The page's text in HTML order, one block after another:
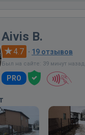
Aivis B.
4.7 · 19 отзывов
Был на сайте: 39 минут назад
PRO